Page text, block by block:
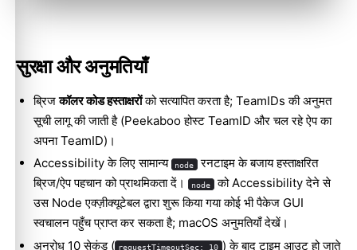
सुरक्षा और अनुमतियाँ
ब्रिजकॉलर कोड हस्ताक्षरोंको सत्यापित करता है; TeamIDs की अनुमत
सूची लागू की जाती है (Peekaboo होस्ट TeamID और चल रहे ऐप का
अपना TeamID)।
Accessibility के लिए सामान्य
node
रनटाइम के बजाय हस्ताक्षरित
ब्रिज/ऐप पहचान को प्राथमिकता दें।
node
को Accessibility देने से
उस Node एक्ज़ीक्यूटेबल द्वारा शुरू किया गया कोई भी पैकेज GUI
स्वचालन पहुँच प्राप्त कर सकता है; macOS अनुमतियाँदेखें।
अनुरोध 10 सेकंड ( requestTimeoutSec: 10 ) के बाद टाइम आउट हो जाते